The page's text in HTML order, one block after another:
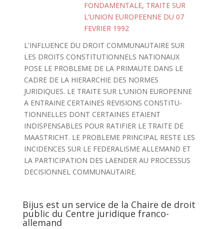
FONDAMENTALE, TRAITE SUR
L'UNION EUROPEENNE DU 07
FEVRIER 1992
L'INFLUENCE DU DROIT COMMUNAUTAIRE SUR
LES DROITS CONSTITUTIONNELS NATIONAUX
POSE LE PROBLEME DE LA PRIMAUTE DANS LE
CADRE DE LA HIERARCHIE DES NORMES
JURIDIQUES. LE TRAITE SUR L'UNION EUROPENNE
A ENTRAINE CERTAINES REVISIONS CONSTITU-
TIONNELLES DONT CERTAINES ETAIENT
INDISPENSABLES POUR RATIFIER LE TRAITE DE
MAASTRICHT. LE PROBLEME PRINCIPAL RESTE LES
INCIDENCES SUR LE FEDERALISME ALLEMAND ET
LA PARTICIPATION DES LAENDER AU PROCESSUS
DECISIONNEL COMMUNAUTAIRE.
Bijus est un service de la Chaire de droit
public du Centre juridique franco-
allemand